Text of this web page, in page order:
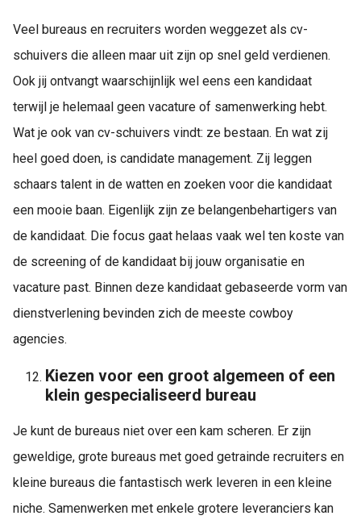
Veel bureaus en recruiters worden weggezet als cv-
schuivers die alleen maar uit zijn op snel geld verdienen.
Ook jij ontvangt waarschijnlijk wel eens een kandidaat
terwijl je helemaal geen vacature of samenwerking hebt.
Wat je ook van cv-schuivers vindt: ze bestaan. En wat zij
heel goed doen, is candidate management. Zij leggen
schaars talent in de watten en zoeken voor die kandidaat
een mooie baan. Eigenlijk zijn ze belangenbehartigers van
de kandidaat. Die focus gaat helaas vaak wel ten koste van
de screening of de kandidaat bij jouw organisatie en
vacature past. Binnen deze kandidaat gebaseerde vorm van
dienstverlening bevinden zich de meeste cowboy
agencies.
Kiezen voor een groot algemeen of een
klein gespecialiseerd bureau
Je kunt de bureaus niet over een kam scheren. Er zijn
geweldige, grote bureaus met goed getrainde recruiters en
kleine bureaus die fantastisch werk leveren in een kleine
niche. Samenwerken met enkele grotere leveranciers kan